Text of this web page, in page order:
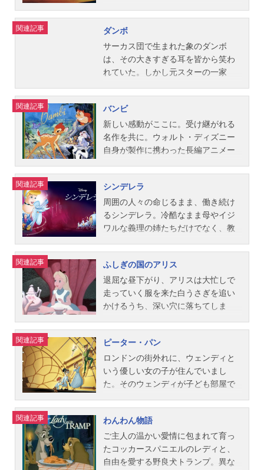
女：北林谷栄先生：東野英治郎ごき
げん：三遊亭円馬ねぼすけ：柳家小
さんくしゃみ：坊屋三郎おこりん
ぼ：三津田健てれすけ：春風亭枝雀
おとぼけ：エディ・コリンズ魔法の
ター：村上冬樹【1980年公開版】白
雪姫：小鳩くるみ王子：三林輝夫女
王／魔女：里見京子先生：熊倉一雄
ごきげん：滝口順平ねぼすけ：北村
弘一くしゃみ：槐柳二おこりんぼ：
け：エディ・コリンズ魔法の鏡：大
木民夫狩人：八代駿ナレーター：谷
育子スタッフ監督：デイヴィッド・
ハンド脚本：テッド・シアーズ、オ
ットー・イング...
せられてしまい…。作品名ピノキオ
放送形態劇場版アニメスケジュール1
952年5月17日（土）※吹替えでの公
開は1959年キャスト【1959年公開
版】ピノキオ：佐々木清和（台
リケット：坊屋三郎（台詞）、宮本
正（歌）ゼペット：三津田健妖精
（ブルー・フェアリー）：松田トシ
正直ジョン（オネスト・ジョン）：
三升家小勝ランピー（ランプウィッ
車屋のだんな（コーチマン）：古今
亭今輔オランダ娘人形：和田京子フ
ランス娘人形：富沢志満ロシア娘人
形：依田緑【1983年公開版】ピノキ
オ：初沢亜利（台詞）、辻治樹
ミニー・クリケット：肝付兼太（台
詞）、田村しげる（歌）ゼペット：
熊倉一雄妖精（ブルー・フェアリ
ー）：一城みゆ希正直ジョン（オネ
スト・ジョン...
ち、「魔法使いの弟子」に扮した人
気者ミッキーマウスも夜空の星たち
を指揮して大熱演…。画面いっぱい
にあふれる夢とファンタジーは、時
代を超え色褪せることなく輝き続け
甦った色彩とサウンドが、いま新た
なる感動とセンセーションを呼び起
こします。作品名ファンタジア放送
形態劇場版アニメスケジュール1955
年9月23日（金）キャストミッキーマ
督：ベン・シャープスティーン脚
本：ジョー・グラント ディック・
ヒューマー指揮：レオポルド・スト
コフスキー演奏：フィラデルフィア
管弦楽団公開開始年＆季節1955アニ
式サイト『ディズニー・スタジオ
（アニメーション）』公式X（Twitte
r）動画配信情報【PR】※本ページは
動画配信サービスのプロモーション
が含まれています。※詳細や最新の
をご確認ください。DMMTV月額550
円（税込）で新作アニメから懐かし
の名作まで見放題の「DMMTV」。マ
ルチデバイス対応で、会員限定のお
得な特...
関連記事
ダンボ
サーカス団で生まれた象のダンボ
は、その大きすぎる耳を皆から笑わ
れていた。しかし元スターの一家
る日、彼が空を飛べることが発覚す
るが、それを他のサーカス団に知ら
れてしまう。作品名ダンボ放送形態
劇場版アニメスケジュール1954年3
月12日（金）キャスト【1954年公開
ボ：丘さとみメイトリアーク：大坪
日出代団長：古川緑波コウノトリ：
三木鶏郎キャティ：七尾伶子ギグル
ズ：田村淑子プリシー：安双三枝牧
師カラス：加藤治ナレーション：竹
ー：三田松五郎ジャンボ：眞理ヨシ
コメイトリアーク：瀬能礼子団長：
阪脩コウノトリ：はせさん治キャテ
ィ：牧野和子ギグルズ：太田淑子プ
リシー：小宮和枝ジム・クロウ/ダン
伊沢弘眼鏡カラス：山崎哲也帽子カ
ラス：島田敏デブカラス：永井寛孝
スミッティー：宮川陽介ジョー：槐
柳二ケイシー・ジュニア：池水通洋
ナレーション：村越伊知郎【ソフト
磯辺万沙子メイトリアーク：久保田
民絵団長：内田稔コウノトリ：関時
男キャティ：北城真記子ギグルズ：
一柳みるプリシー：土井美加ジム・
クロ...
関連記事
バンビ
新しい感動がここに。受け継がれる
名作を共に。ウォルト・ディズニー
自身が製作に携わった長編アニメー
子鹿のバンビは、友達のとんすけや
ガールフレンドのファリーンなど、
楽しい森の仲間たちに出会い、喜び
や悲しみを経験しながら、やがて逞
しく成長していきます。動物たちの
や厳しさの中で、伸びやかに成長し
ていく子供たちの姿を、情緒豊かに
描いたディズニーの名作。極上の音
楽に彩られ、世代を超えて心に刻ま
れていく永遠の感動作を、お楽しみ
場版アニメシリーズバンビスケジュ
ール1951年5月18日（金）キャスト
＜ソフト版＞バンビ：依田有滋バン
ビ（子供）：林勇ファリーン：加藤
陵子ファリーン（子供）：押谷芽衣
供）：稲葉祐貴フラワー：小野晃弘
フラワー（子供）：湯沢真伍森の王
様：岸野幸正お母さん：杉村理加フ
クロウ：熊倉一雄スタッフ監督：デ
イヴィッド・ハンドシークエンス監
関連記事
シンデレラ
周囲の人々の命じるまま、働き続け
るシンデレラ。冷酷なまま母やイジ
ワルな義理の姉たちだけでなく、教
の日の始まりをシンデレラに告げま
す。それでも夢見ることだけは誰も
止められません。シンデレラはいつ
か願いが叶うと強く信じ続けます。
ある時、宮廷舞踏会への招待状が届
がきたと喜んだのもつかの間、まま
母トレメイン夫人に焚き付けられた
義理の姉たちはシンデレラのドレス
をビリビリに破いてしまいます。シ
ンデレラが希望を失いかけた時、妖
ィ・バビディ・ブー」という呪文と
ともに魔法の杖を一振りすると、カ
ボチャは壮麗な馬車に、そしてシン
デレラのボロボロの服は光り輝くド
レスに変わり、シンデレラは宮廷舞
関連記事
ふしぎの国のアリス
退屈な昼下がり、アリスは大忙しで
走っていく服を来た白うさぎを追い
かけるうち、深い穴に落ちてしま
でしまいます。自分の体は伸び縮
み、美しい花たちは歌いだし、“お誕
生日じゃない日”をお祝いし、おかし
なことばかり起こります。双子のデ
ィーとダム、チェシャ猫、マッドハ
なキャラクターが次から次へと現れ
て、アリスはシュールで不思議な冒
険を続けるうちに…。作品名ふしぎ
の国のアリス放送形態劇場版アニメ
スケジュール1953年8月19日（水）
関連記事
ピーター・パン
ロンドンの街外れに、ウェンディと
いう優しい女の子が住んでいまし
た。そのウェンディが子ども部屋で
までも12歳のままの不思議な少年ピ
ーター・パンと、焼きもちやきのテ
ィンカー・ベルがやって来たので
す。そしてウェンディと弟たちを“ネ
バーランド”へ招待します。ティンカ
関連記事
わんわん物語
ご主人の温かい愛情に包まれて育っ
たコッカースパニエルのレディと、
自由を愛する野良犬トランプ。異な